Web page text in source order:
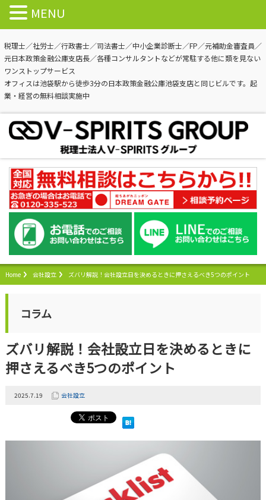
税理士／社労士／行政書士／司法書士／中小企業診断士／FP／元補助金審査員／
元日本政策金融公庫支店長／各種コンサルタントなどが常駐する他に類を見ない
ワンストップサービス
オフィスは池袋駅から徒歩3分の日本政策金融公庫池袋支店と同じビルです。起
業・経営の無料相談実施中
Home 会社設立 ズバリ解説！会社設立日を決めるときに押さえるべき5つのポイント
コラム
ズバリ解説！会社設立日を決めるときに
押さえるべき5つのポイント
2025.7.19 会社設立
MENU